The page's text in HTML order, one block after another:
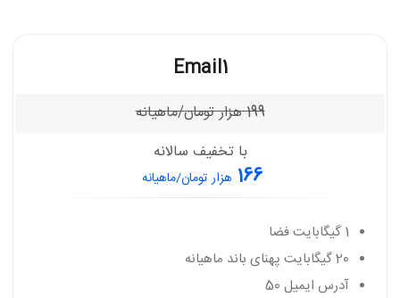
Email1
199هزار تومان/ماهیانه
با تخفیف سالانه
166 هزار تومان/ماهیانه
1 گیگابایت فضا
20 گیگابایت پهنای باند ماهیانه
آدرس ایمیل 50